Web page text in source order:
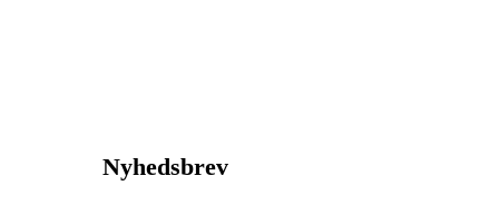
Nyhedsbrev